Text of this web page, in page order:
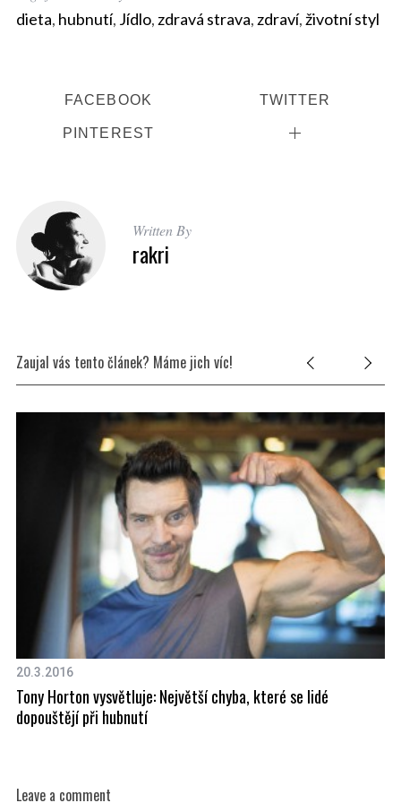
dieta, hubnutí, Jídlo, zdravá strava, zdraví,životní styl
FACEBOOK TWITTER
PINTEREST
Written By
rakri
Zaujal vás tento článek? Máme jich víc!
20.3.2016
Tony Horton vysvětluje: Největší chyba, které se lidé
dopouštějí při hubnutí
Leave a comment